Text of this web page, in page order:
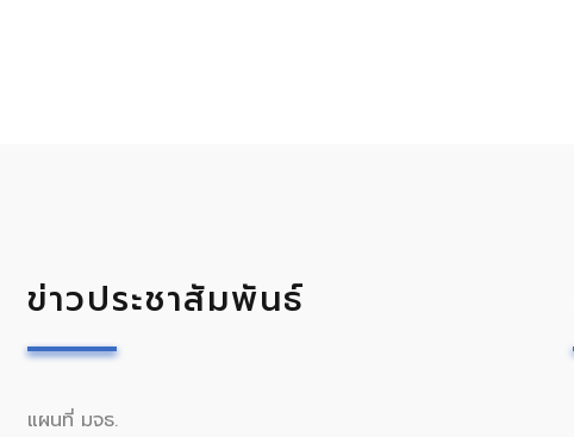
ข่าวประชาสัมพันธ์
แผนที่ มจธ.